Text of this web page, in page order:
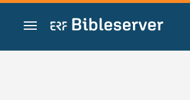
Zum Inhalt springen